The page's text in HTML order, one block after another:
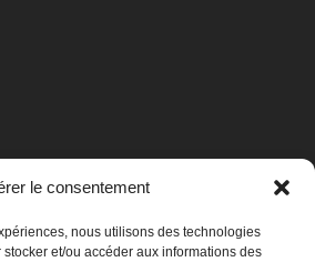
le consentement
nous utilisons des technologies
et/ou accéder aux informations des